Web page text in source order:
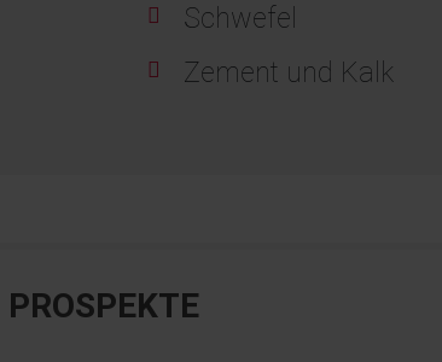
Schwefel
Zement und Kalk